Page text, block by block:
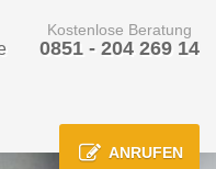
Kostenlose Beratung
0851 - 204 269 14
ANRUFEN